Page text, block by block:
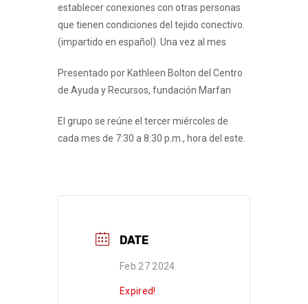
establecer conexiones con otras personas
que tienen condiciones del tejido conectivo.
(impartido en español). Una vez al mes
Presentado por Kathleen Bolton del Centro
de Ayuda y Recursos, fundación Marfan
El grupo se reúne el tercer miércoles de
cada mes de 7:30 a 8:30 p.m., hora del este.
DATE
Feb 27 2024
Expired!